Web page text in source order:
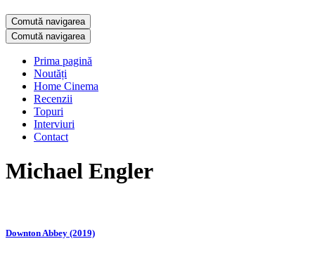
Comută navigarea
Comută navigarea
Prima pagină
Noutăți
Home Cinema
Recenzii
Topuri
Interviuri
Contact
Michael Engler
Downton Abbey (2019)